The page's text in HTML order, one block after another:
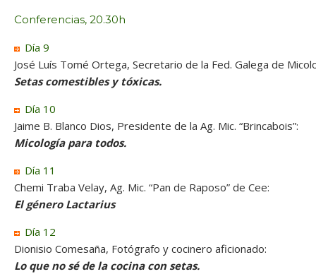
Conferencias, 20.30h
Día 9
José Luís Tomé Ortega, Secretario de la Fed. Galega de
Setas comestibles y tóxicas.
Día 10
Jaime B. Blanco Dios, Presidente de la Ag. Mic. “Brincabois”:
Micología para todos.
Día 11
Chemi Traba Velay, Ag. Mic. “Pan de Raposo” de Cee:
El género Lactarius
Día 12
Dionisio Comesaña, Fotógrafo y cocinero aficionado:
Lo que no sé de la cocina con setas.